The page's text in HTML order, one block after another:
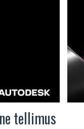
tellimus